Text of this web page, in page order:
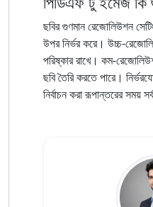
ছবির গুণমান রেজোলিউশন
উপর নির্ভর করে। উচ্চ-
পরিষ্কার রাখে। কম-
ছবি তৈরি করতে পারে।
নির্বাচন করা রূপান্তরের সময়